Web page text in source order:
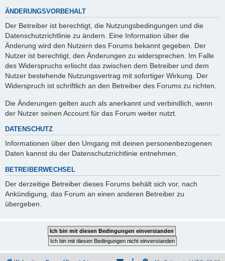
ÄNDERUNGSVORBEHALT
Der Betreiber ist berechtigt, die Nutzungsbedingungen und die
Datenschutzrichtlinie zu ändern. Eine Information über die
Änderung wird den Nutzern des Forums bekannt gegeben. Der
Nutzer ist berechtigt, den Änderungen zu widersprechen. Im Falle
des Widerspruchs erlischt das zwischen dem Betreiber und dem
Nutzer bestehende Nutzungsvertrag mit sofortiger Wirkung. Der
Widerspruch ist schriftlich an den Betreiber des Forums zu richten.
Die Änderungen gelten auch als anerkannt und verbindlich, wenn
der Nutzer seinen Account für das Forum weiter nutzt.
DATENSCHUTZ
Informationen über den Umgang mit deinen personenbezogenen
Daten kannst du der Datenschutzrichtlinie entnehmen.
BETREIBERWECHSEL
Der derzeitige Betreiber dieses Forums behält sich vor, nach
Ankündigung, das Forum an einen anderen Betreiber zu
übergeben.